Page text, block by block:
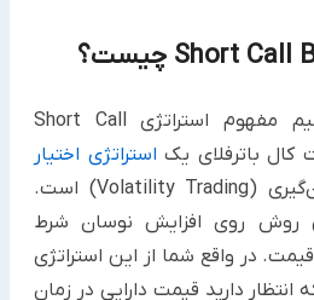
در قدم اول باید ببینیم مفهوم استراتژی Short Call
استراتژی اختیار
مبتنی بر نوسان‌گیری (Volatility Trading) است.
روش روی افزایش نوسان شرط
در واقع شما از این استراتژی
انتظار دارید قیمت دارایی در زمان